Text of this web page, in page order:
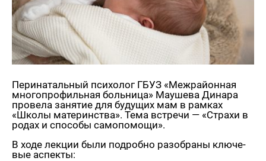
Пе­ри­на­таль­ный пси­хо­лог ГБУЗ «Меж­рай­он­ная
мно­го­про­филь­ная боль­ни­ца» Мау­ше­ва Ди­на­ра
про­ве­ла за­ня­тие для бу­ду­щих мам в рам­ках
«Школы ма­те­рин­ства». Тема встре­чи — «Стра­хи в
родах и спо­со­бы са­мо­по­мо­щи».
В ходе лек­ции были по­дроб­но разо­бра­ны клю­че­
вые ас­пек­ты: